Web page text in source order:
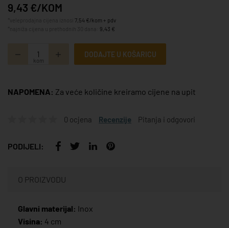
9,43 €/KOM
7,54 €/kom + pdv
9,43 €
kom
DODAJTE U KOŠARICU
NAPOMENA: Za veće količine kreiramo cijene na upit
0 ocjena Recenzije Pitanja i odgovori
PODIJELI:
O PROIZVODU
Glavni materijal: Inox
Visina: 4 cm